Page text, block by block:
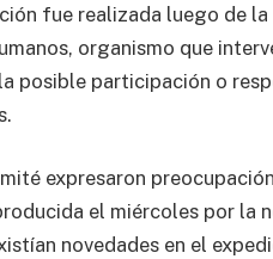
fue realizada luego de
organismo que
posible participación o
expresaron
el miércoles por la
novedades en el